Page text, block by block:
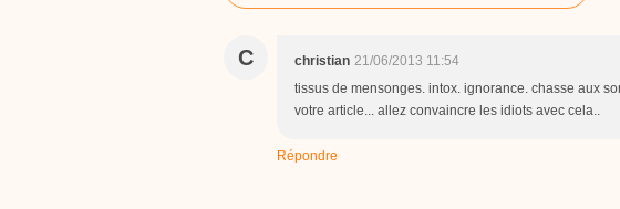
C christian 21/06/2013 11:54
tissus de mensonges. intox. ignorance. chasse aux
votre article... allez convaincre les idiots avec cela..
Répondre